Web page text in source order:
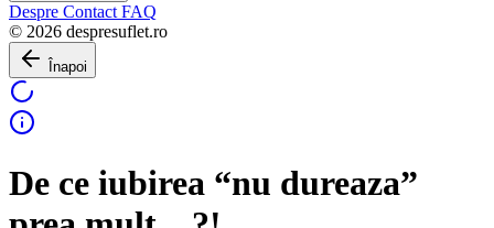
Despre Contact FAQ
© 2026 despresuflet.ro
Înapoi
De ce iubirea “nu dureaza”